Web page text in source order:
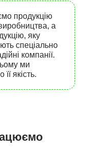
продукцію
а
яку
спеціально
компанії.
ми
якість.